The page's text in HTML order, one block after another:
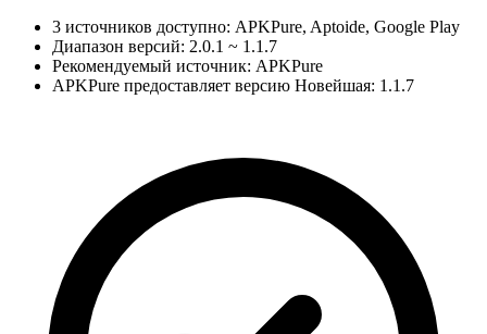
3 источников доступно: APKPure, Aptoide, Google Play
Диапазон версий: 2.0.1 ~ 1.1.7
Рекомендуемый источник: APKPure
APKPure предоставляет версию Новейшая: 1.1.7